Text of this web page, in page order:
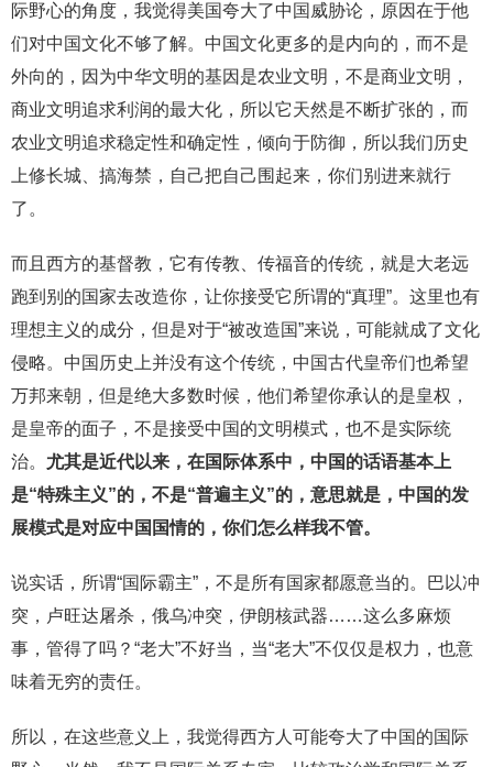
际野心的角度，我觉得美国夸大了中国威胁论，原因在于他
们对中国文化不够了解。中国文化更多的是内向的，而不是
外向的，因为中华文明的基因是农业文明，不是商业文明，
商业文明追求利润的最大化，所以它天然是不断扩张的，而
农业文明追求稳定性和确定性，倾向于防御，所以我们历史
上修长城、搞海禁，自己把自己围起来，你们别进来就行
了。
而且西方的基督教，它有传教、传福音的传统，就是大老远
跑到别的国家去改造你，让你接受它所谓的“真理”。这里也有
理想主义的成分，但是对于“被改造国”来说，可能就成了文化
侵略。中国历史上并没有这个传统，中国古代皇帝们也希望
万邦来朝，但是绝大多数时候，他们希望你承认的是皇权，
是皇帝的面子，不是接受中国的文明模式，也不是实际统
治。 尤其是近代以来，在国际体系中，中国的话语基本上
是“特殊主义”的，不是“普遍主义”的，意思就是，中国的发
展模式是对应中国国情的，你们怎么样我不管。
说实话，所谓“国际霸主”，不是所有国家都愿意当的。巴以冲
突，卢旺达屠杀，俄乌冲突，伊朗核武器……这么多麻烦
事，管得了吗？“老大”不好当，当“老大”不仅仅是权力，也意
味着无穷的责任。
所以，在这些意义上，我觉得西方人可能夸大了中国的国际